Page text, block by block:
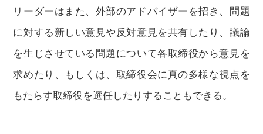
リーダーはまた、外部のアドバイザーを招き、問題
に対する新しい意見や反対意見を共有したり、議論
を生じさせている問題について各取締役から意見を
求めたり、もしくは、取締役会に真の多様な視点を
もたらす取締役を選任したりすることもできる。